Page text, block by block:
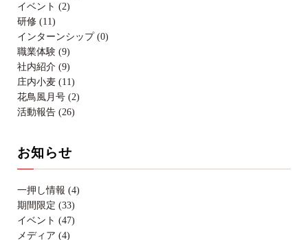
イベント (2)
研修 (11)
インターンシップ (0)
職業体験 (9)
社内紹介 (9)
庄内小麦 (11)
花鳥風月号 (2)
活動報告 (26)
お知らせ
一押し情報 (4)
期間限定 (33)
イベント (47)
メディア (4)